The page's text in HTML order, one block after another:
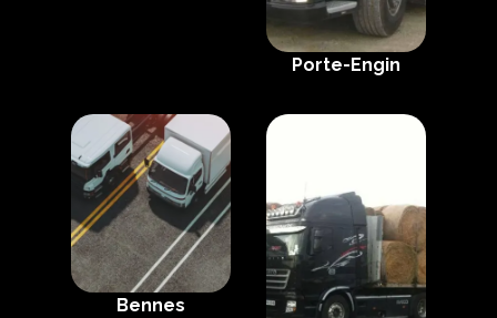
Porte-Engin
Bennes